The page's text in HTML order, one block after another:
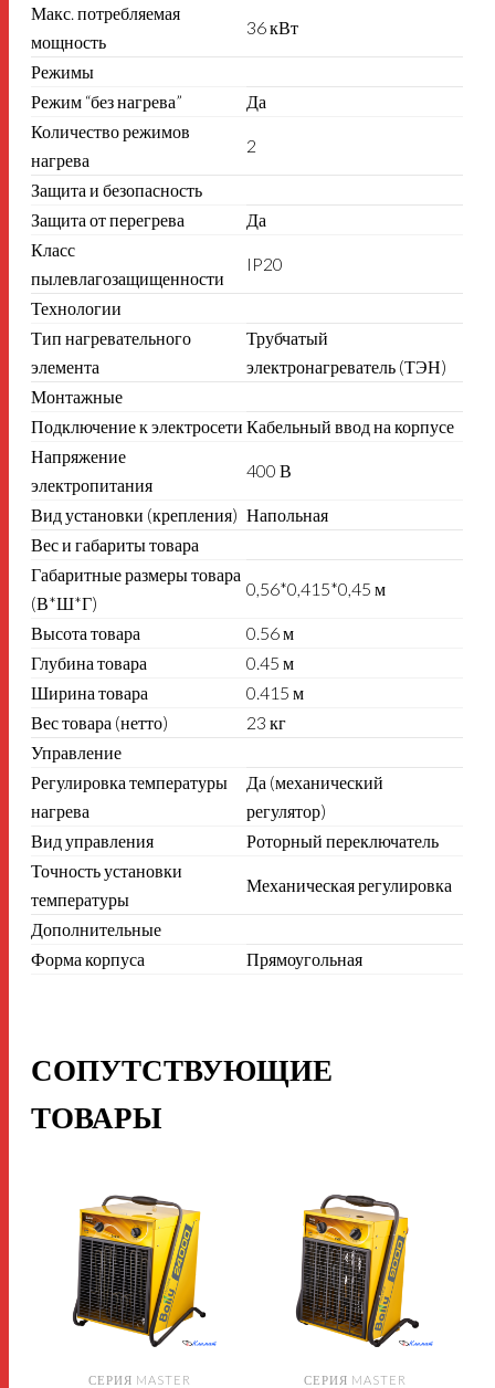
Макс. потребляемая
мощность
36 кВт
Режимы
Режим “без нагрева”
Да
Количество режимов
нагрева
2
Защита и безопасность
Защита от перегрева
Да
Класс
пылевлагозащищенности
IP20
Технологии
Тип нагревательного
элемента
Трубчатый
электронагреватель (ТЭН)
Монтажные
Подключение к электросети Кабельный ввод на корпусе
Напряжение
электропитания
400 В
Вид установки (крепления) Напольная
Вес и габариты товара
Габаритные размеры товара
(В*Ш*Г)
0,56*0,415*0,45 м
Высота товара
0.56 м
Глубина товара
0.45 м
Ширина товара
0.415 м
Вес товара (нетто)
23 кг
Управление
Регулировка температуры
нагрева
Да (механический
регулятор)
Вид управления
Роторный переключатель
Точность установки
температуры
Механическая регулировка
Дополнительные
Форма корпуса
Прямоугольная
СОПУТСТВУЮЩИЕ
ТОВАРЫ
СЕРИЯ MASTER СЕРИЯ MASTER